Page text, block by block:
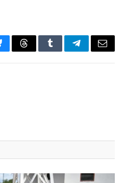
ThreadsTumblrTelegramEmail